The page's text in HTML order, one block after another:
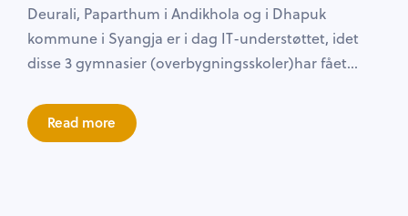
Deurali, Paparthum i Andikhola og i Dhapuk
kommune i Syangja er i dag IT-understøttet, idet
disse 3 gymnasier (overbygningsskoler)har fået...
Read more